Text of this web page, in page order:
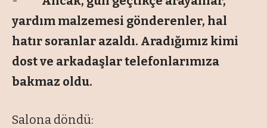
yardım malzemesi gönderenler, hal
hatır soranlar azaldı. Aradığımız kimi
dost ve arkadaşlar telefonlarımıza
bakmaz oldu.
Salona döndü: